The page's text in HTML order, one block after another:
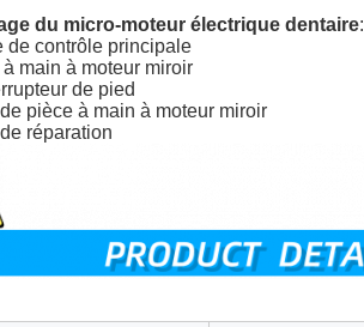
du micro-moteur électrique dentaire:
de contrôle principale
main à moteur miroir
de pied
pièce à main à moteur miroir
réparation